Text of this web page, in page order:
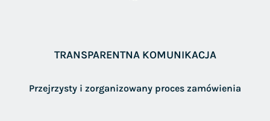
TRANSPARENTNA KOMUNIKACJA
Przejrzysty i zorganizowany proces zamówienia